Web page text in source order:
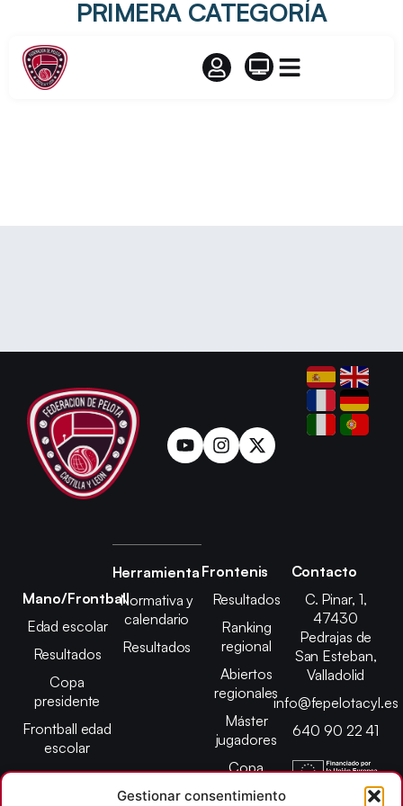
Gestionar consentimiento
PRIMERA CATEGORÍA
Mano/Frontball
Edad escolar
Resultados
Copa
presidente
Frontball edad
escolar
Herramienta
Normativa y
calendario
Resultados
Frontenis
Resultados
Ranking
regional
Abiertos
regionales
Máster
jugadores
Copa
presidente
Contacto
C. Pinar, 1,
47430
Pedrajas de
San Esteban,
Valladolid
info@fepelotacyl.es
640 90 22 41